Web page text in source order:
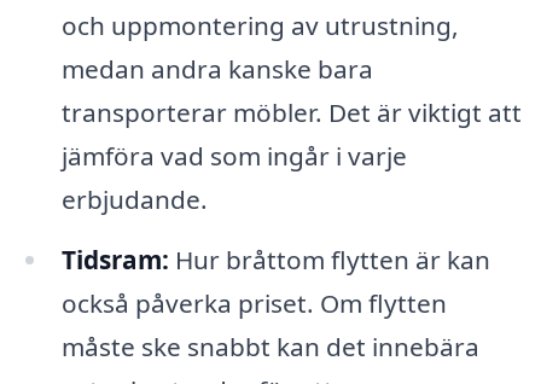
och uppmontering av utrustning,
medan andra kanske bara
transporterar möbler. Det är viktigt att
jämföra vad som ingår i varje
erbjudande.
Tidsram: Hur bråttom flytten är kan
också påverka priset. Om flytten
måste ske snabbt kan det innebära